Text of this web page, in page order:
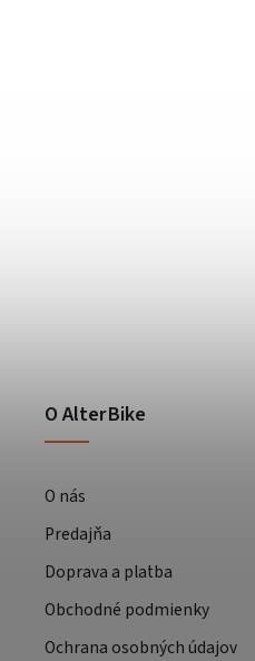
O AlterBike
O nás
Predajňa
Doprava a platba
Obchodné podmienky
Ochrana osobných údajov